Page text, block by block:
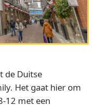
de Duitse
Het gaat hier om
12 met een